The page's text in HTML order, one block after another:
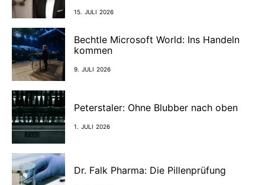
15. JULI 2026
Bechtle Microsoft World: Ins Handeln
kommen
9. JULI 2026
Peterstaler: Ohne Blubber nach oben
1. JULI 2026
Dr. Falk Pharma: Die Pillenprüfung